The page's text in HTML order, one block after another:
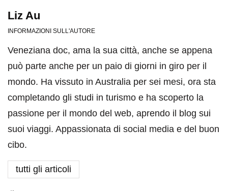
Liz Au
INFORMAZIONI SULL'AUTORE
Veneziana doc, ama la sua città, anche se appena
può parte anche per un paio di giorni in giro per il
mondo. Ha vissuto in Australia per sei mesi, ora sta
completando gli studi in turismo e ha scoperto la
passione per il mondo del web, aprendo il blog sui
suoi viaggi. Appassionata di social media e del buon
cibo.
tutti gli articoli